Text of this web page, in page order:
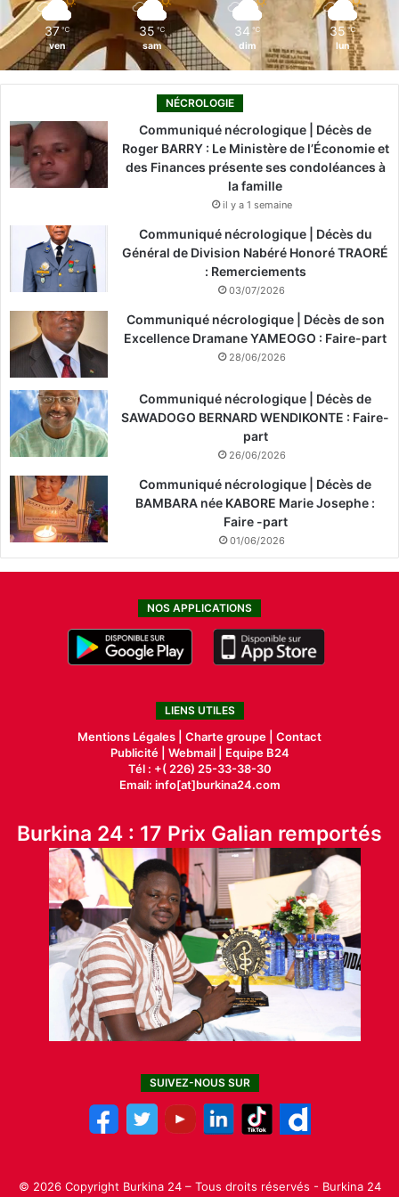
37 ℃
ven
35 ℃
sam
34 ℃
dim
35 ℃
lun
NÉCROLOGIE
Communiqué nécrologique | Décès de
Roger BARRY : Le Ministère de l’Économie et
des Finances présente ses condoléances à
la famille
il y a 1 semaine
Communiqué nécrologique | Décès du
Général de Division Nabéré Honoré TRAORÉ
: Remerciements
03/07/2026
Communiqué nécrologique | Décès de son
Excellence Dramane YAMEOGO : Faire-part
28/06/2026
Communiqué nécrologique | Décès de
SAWADOGO BERNARD WENDIKONTE : Faire-
part
26/06/2026
Communiqué nécrologique | Décès de
BAMBARA née KABORE Marie Josephe :
Faire -part
01/06/2026
NOS APPLICATIONS
LIENS UTILES
Mentions Légales | Charte groupe | Contact
Publicité| Webmail |
Equipe B24
Tél : +( 226) 25-33-38-30
Email: info[at]burkina24.com
Burkina 24 : 17 Prix Galian remportés
SUIVEZ-NOUS SUR
© 2026 Copyright Burkina 24 – Tous droits réservés - Burkina 24